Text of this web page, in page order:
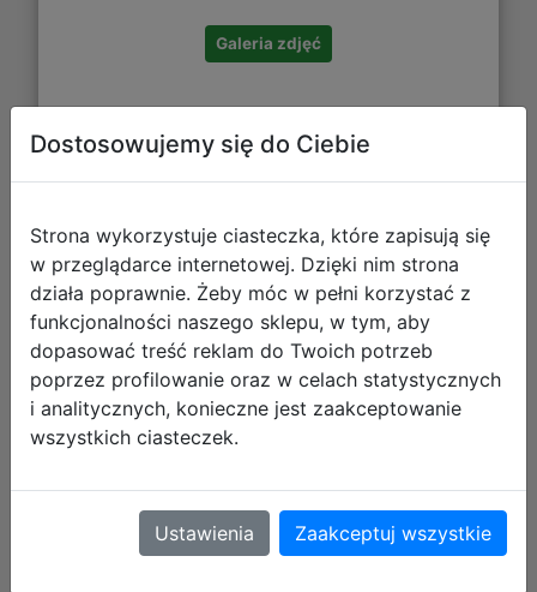
Galeria zdjęć
Undercover Notes z Gumką A5 80
kartek w Linię Red Bull Racing Max
Verstappen RBMV0507
Dostosowujemy się do Ciebie
Strona wykorzystuje ciasteczka, które zapisują się
w przeglądarce internetowej. Dzięki nim strona
działa poprawnie. Żeby móc w pełni korzystać z
funkcjonalności naszego sklepu, w tym, aby
dopasować treść reklam do Twoich potrzeb
poprzez profilowanie oraz w celach statystycznych
i analitycznych, konieczne jest zaakceptowanie
wszystkich ciasteczek.
Ustawienia Zaakceptuj wszystkie